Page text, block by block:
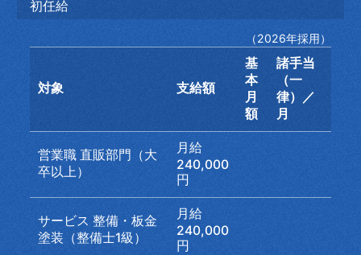
初任給
（2026年採用）
対象 支給額
基
本
月
額
諸手当
（一
律）／
月
営業職 直販部門（大
卒以上）
月給
240,000
円
サービス 整備・板金
塗装（整備士1級）
月給
240,000
円